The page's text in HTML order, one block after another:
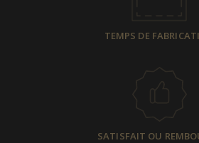
TEMPS DE
SATISFAIT OU